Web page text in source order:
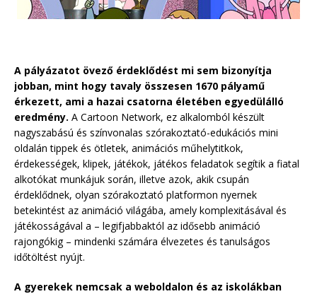
A pályázatot övező érdeklődést mi sem bizonyítja
jobban, mint hogy tavaly összesen 1670 pályamű
érkezett, ami a hazai csatorna életében egyedülálló
eredmény. A Cartoon Network, ez alkalomból készült
nagyszabású és színvonalas szórakoztató-edukációs mini
oldalán tippek és ötletek, animációs műhelytitkok,
érdekességek, klipek, játékok, játékos feladatok segítik a fiatal
alkotókat munkájuk során, illetve azok, akik csupán
érdeklődnek, olyan szórakoztató platformon nyernek
betekintést az animáció világába, amely komplexitásával és
játékosságával a – legifjabbaktól az idősebb animáció
rajongókig – mindenki számára élvezetes és tanulságos
időtöltést nyújt.
A gyerekek nemcsak a weboldalon és az iskolákban